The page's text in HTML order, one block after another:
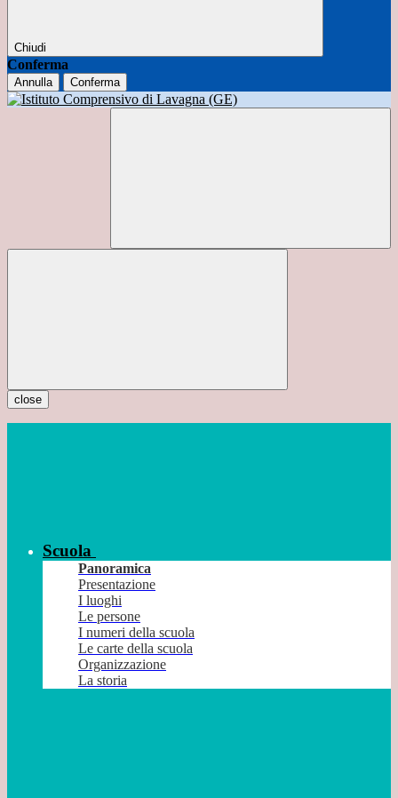
Chiudi
Conferma
Annulla Conferma
close
Scuola
Panoramica
Presentazione
I luoghi
Le persone
I numeri della scuola
Le carte della scuola
Organizzazione
La storia